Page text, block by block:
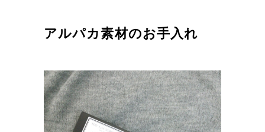
アルパカ素材のお手入れ